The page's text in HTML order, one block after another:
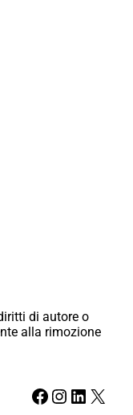
di autore o
alla rimozione
Facebook Instagram LinkedIn X